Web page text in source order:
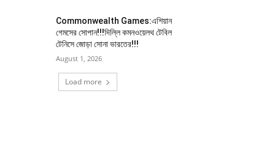
Commonwealth Games:এশিয়ান
গেমসের সোপান!!!দিল্লি কমনওয়েলথ টেবিল
টেনিসে জোড়া সোনা ভারতের!!!
August 1, 2026
Load more